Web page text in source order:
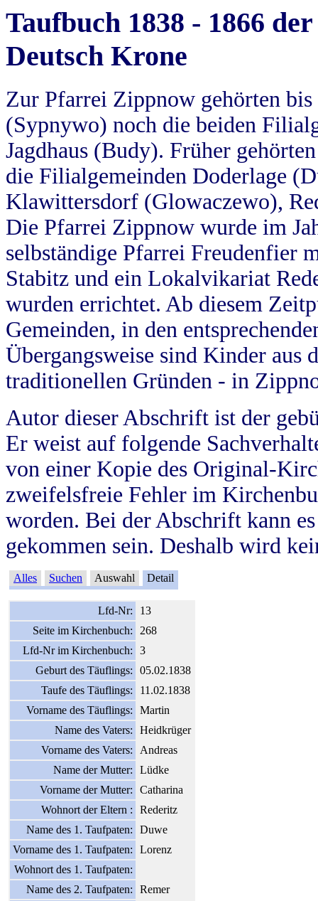
Taufbuch 1838 - 1866
Deutsch Krone
Zur Pfarrei Zippnow gehörten
(Sypnywo) noch die beiden
Jagdhaus (Budy). Früher
die Filialgemeinden Doderlage
Klawittersdorf (Glowaczewo),
Die Pfarrei Zippnow wurde im
selbständige Pfarrei Freudenfier
Stabitz und ein Lokalvikariat
wurden errichtet. Ab diesem
Gemeinden, in den
Übergangsweise sind Kinder aus
traditionellen Gründen - in
Autor dieser Abschrift ist der
Er weist auf folgende
von einer Kopie des Original-
zweifelsfreie Fehler im
worden. Bei der Abschrift kann
gekommen sein. Deshalb wird
Alles Suchen Auswahl Detail
Lfd-Nr:
13
Seite im Kirchenbuch:
268
Lfd-Nr im Kirchenbuch:
3
Geburt des Täuflings:
05.02.1838
Taufe des Täuflings:
11.02.1838
Vorname des Täuflings:
Martin
Name des Vaters:
Heidkrüger
Vorname des Vaters:
Andreas
Name der Mutter:
Lüdke
Vorname der Mutter:
Catharina
Wohnort der Eltern :
Rederitz
Name des 1. Taufpaten:
Duwe
Vorname des 1. Taufpaten:
Lorenz
Wohnort des 1. Taufpaten:
Name des 2. Taufpaten:
Remer